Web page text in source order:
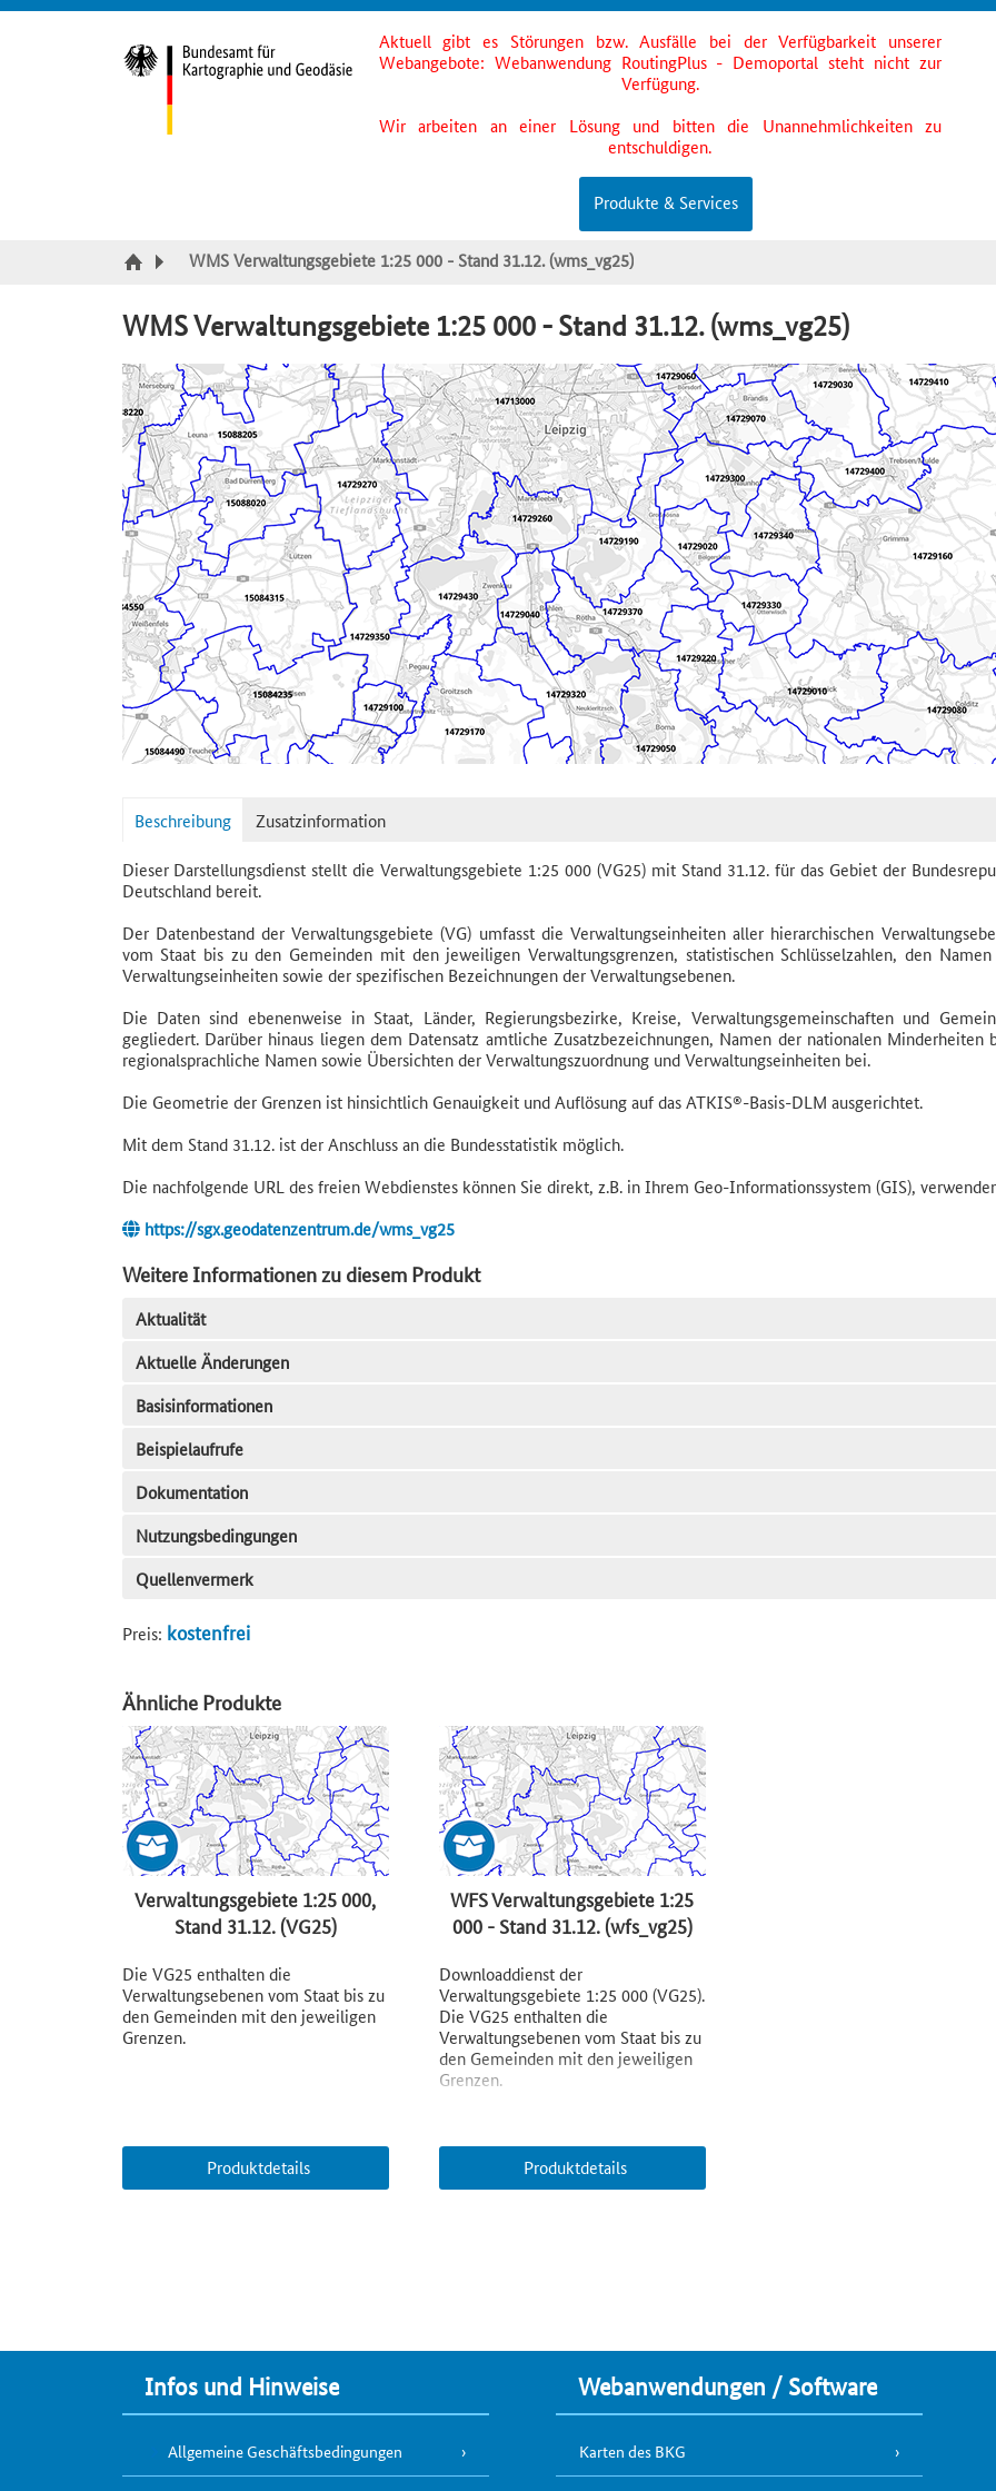
Kategorie Navigation
Aktuell gibt es Störungen bzw. Ausfälle bei der Verfügbarkeit unserer
Webangebote: Webanwendung RoutingPlus - Demoportal steht nicht zur
Verfügung.
Wir arbeiten an einer Lösung und bitten die Unannehmlichkeiten zu
entschuldigen.
Produkte & Services
WMS Verwaltungsgebiete 1:25 000 - Stand 31.12. (wms_vg25)
WMS Verwaltungsgebiete 1:25 000 - Stand 31.12. (wms_vg25)
Beschreibung Zusatzinformation
Dieser Darstellungsdienst stellt die Verwaltungsgebiete 1:25 000 (VG25) mit Stand 31.12. für das Gebiet der
Deutschland bereit.
Der Datenbestand der Verwaltungsgebiete (VG) umfasst die Verwaltungseinheiten aller hierarchischen
vom Staat bis zu den Gemeinden mit den jeweiligen Verwaltungsgrenzen, statistischen Schlüsselzahlen, den
Verwaltungseinheiten sowie der spezifischen Bezeichnungen der Verwaltungsebenen.
Die Daten sind ebenenweise in Staat, Länder, Regierungsbezirke, Kreise, Verwaltungsgemeinschaften und
gegliedert. Darüber hinaus liegen dem Datensatz amtliche Zusatzbezeichnungen, Namen der nationalen Minderheiten
regionalsprachliche Namen sowie Übersichten der Verwaltungszuordnung und Verwaltungseinheiten bei.
Die Geometrie der Grenzen ist hinsichtlich Genauigkeit und Auflösung auf das ATKIS®-Basis-DLM ausgerichtet.
Mit dem Stand 31.12. ist der Anschluss an die Bundesstatistik möglich.
Die nachfolgende URL des freien Webdienstes können Sie direkt, z.B. in Ihrem Geo-Informationssystem (GIS),
https://sgx.geodatenzentrum.de/wms_vg25
Weitere Informationen zu diesem Produkt
Aktualität
Aktuelle Änderungen
Basisinformationen
Beispielaufrufe
Dokumentation
Nutzungsbedingungen
Quellenvermerk
Preis: kostenfrei
Ähnliche Produkte
Verwaltungsgebiete 1:25 000,
Stand 31.12. (VG25)
Die VG25 enthalten die
Verwaltungsebenen vom Staat bis zu
den Gemeinden mit den jeweiligen
Grenzen.
Produktdetails
WFS Verwaltungsgebiete 1:25
000 - Stand 31.12. (wfs_vg25)
Downloaddienst der
Verwaltungsgebiete 1:25 000 (VG25).
Die VG25 enthalten die
Verwaltungsebenen vom Staat bis zu
den Gemeinden mit den jeweiligen
Grenzen.
Produktdetails
Infos und Hinweise
Allgemeine Geschäftsbedingungen
Webanwendungen / Software
Karten des BKG